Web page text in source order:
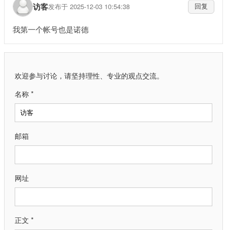
访客发布于 2025-12-03 10:54:38 回复
我第一个帐号也是诺德
欢迎参与讨论，请坚持理性、专业的观点交流。
名称 *
邮箱
网址
正文 *